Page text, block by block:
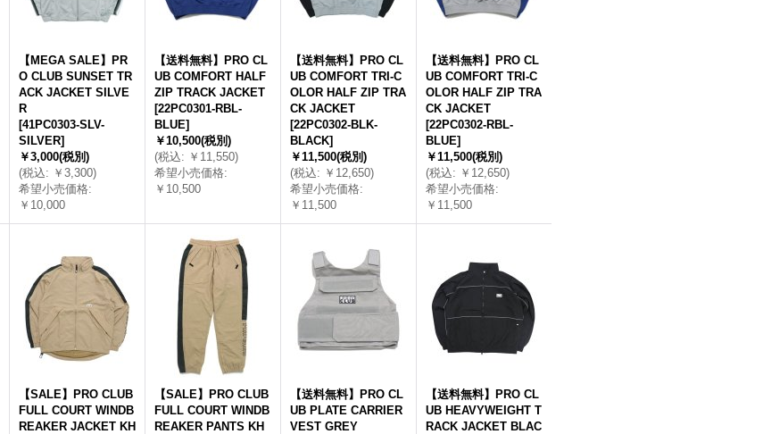
【MEGA SALE】PR
O CLUB SUNSET TR
ACK JACKET SILVE
R
[41PC0303-SLV-
SILVER]
￥3,000(税別)
(税込: ￥3,300)
希望小売価格:
￥10,000
【送料無料】PRO CL
UB COMFORT HALF
ZIP TRACK JACKET
[22PC0301-RBL-
BLUE]
￥10,500(税別)
(税込: ￥11,550)
希望小売価格:
￥10,500
【送料無料】PRO CL
UB COMFORT TRI-C
OLOR HALF ZIP TRA
CK JACKET
[22PC0302-BLK-
BLACK]
￥11,500(税別)
(税込: ￥12,650)
希望小売価格:
￥11,500
【送料無料】PRO CL
UB COMFORT TRI-C
OLOR HALF ZIP TRA
CK JACKET
[22PC0302-RBL-
BLUE]
￥11,500(税別)
(税込: ￥12,650)
希望小売価格:
￥11,500
【SALE】PRO CLUB
FULL COURT WINDB
REAKER JACKET KH
【SALE】PRO CLUB
FULL COURT WINDB
REAKER PANTS KH
【送料無料】PRO CL
UB PLATE CARRIER
VEST GREY
【送料無料】PRO CL
UB HEAVYWEIGHT T
RACK JACKET BLAC